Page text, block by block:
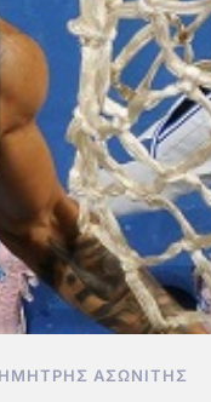
ΑΣΩΝΊΤΗΣ